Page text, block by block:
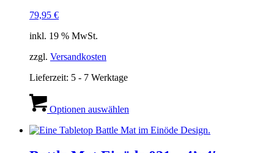
79,95 €
inkl. 19 % MwSt.
zzgl. Versandkosten
Lieferzeit: 5 - 7 Werktage
Optionen auswählen